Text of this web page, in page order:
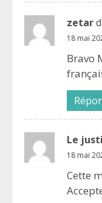
zetar
18 mai
Bravo
Le
18 mai
Cette